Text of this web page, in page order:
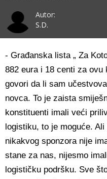
Autor:
S.D.
- Građanska lista „ Za
882 eura i 18 centi za ovu
govori da li sam
novca. To je zaista
konstituenti imali veći
logistiku, to je moguće.
nikakvog sponzora nije
stane za nas, nijesmo
logističku podršku. Sve